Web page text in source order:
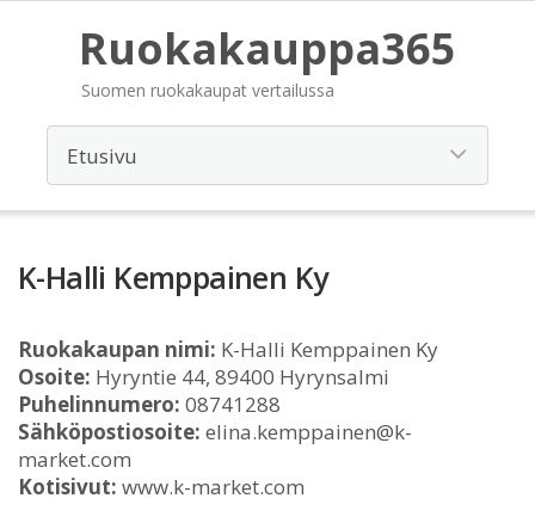
Ruokakauppa365
Suomen ruokakaupat vertailussa
K-Halli Kemppainen Ky
Ruokakaupan nimi: K-Halli Kemppainen Ky
Osoite: Hyryntie 44, 89400 Hyrynsalmi
Puhelinnumero: 08741288
Sähköpostiosoite: elina.kemppainen@k-
market.com
Kotisivut: www.k-market.com